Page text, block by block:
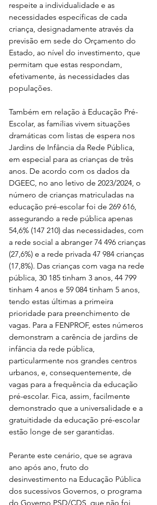
respeite a individualidade e as
necessidades específicas de cada
criança, designadamente através da
previsão em sede do Orçamento do
Estado, ao nível do investimento, que
permitam que estas respondam,
efetivamente, às necessidades das
populações.
Também em relação à Educação Pré-
Escolar, as famílias vivem situações
dramáticas com listas de espera nos
Jardins de Infância da Rede Pública,
em especial para as crianças de três
anos. De acordo com os dados da
DGEEC, no ano letivo de 2023/2024, o
número de crianças matriculadas na
educação pré-escolar foi de 269 616,
assegurando a rede pública apenas
54,6% (147 210) das necessidades, com
a rede social a abranger 74 496 crianças
(27,6%) e a rede privada 47 984 crianças
(17,8%). Das crianças com vaga na rede
pública, 30 185 tinham 3 anos, 44 799
tinham 4 anos e 59 084 tinham 5 anos,
tendo estas últimas a primeira
prioridade para preenchimento de
vagas. Para a FENPROF, estes números
demonstram a carência de jardins de
infância da rede pública,
particularmente nos grandes centros
urbanos, e, consequentemente, de
vagas para a frequência da educação
pré-escolar. Fica, assim, facilmente
demonstrado que a universalidade e a
gratuitidade da educação pré-escolar
estão longe de ser garantidas.
Perante este cenário, que se agrava
ano após ano, fruto do
desinvestimento na Educação Pública
dos sucessivos Governos, o programa
do Governo PSD/CDS, que não foi